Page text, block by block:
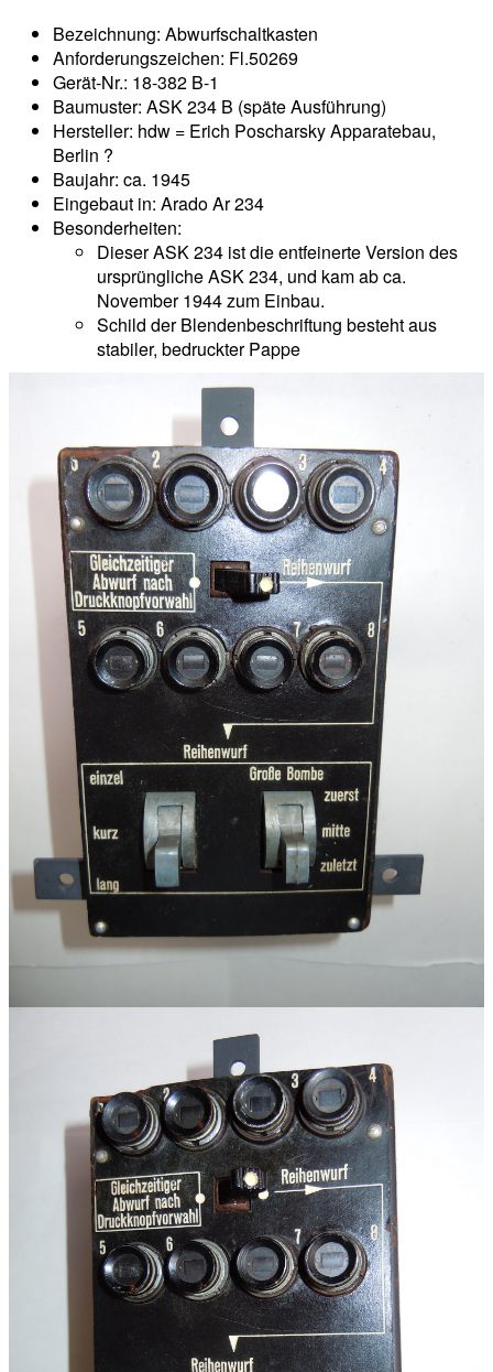
Bezeichnung: Abwurfschaltkasten
Anforderungszeichen: Fl.50269
Gerät-Nr.: 18-382 B-1
Baumuster: ASK 234 B (späte Ausführung)
Hersteller: hdw = Erich Poscharsky Apparatebau,
Berlin ?
Baujahr: ca. 1945
Eingebaut in: Arado Ar 234
Besonderheiten:
Dieser ASK 234 ist die entfeinerte Version des
ursprüngliche ASK 234, und kam ab ca.
November 1944 zum Einbau.
Schild der Blendenbeschriftung besteht aus
stabiler, bedruckter Pappe